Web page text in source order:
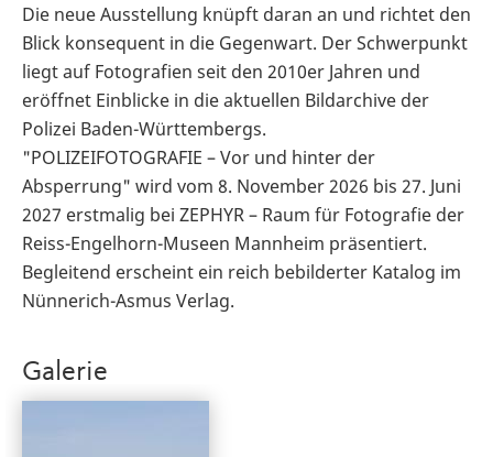
Die neue Ausstellung knüpft daran an und richtet den
Blick konsequent in die Gegenwart. Der Schwerpunkt
liegt auf Fotografien seit den 2010er Jahren und
eröffnet Einblicke in die aktuellen Bildarchive der
Polizei Baden-Württembergs.
"POLIZEIFOTOGRAFIE – Vor und hinter der
Absperrung" wird vom 8. November 2026 bis 27. Juni
2027 erstmalig bei ZEPHYR – Raum für Fotografie der
Reiss-Engelhorn-Museen Mannheim präsentiert.
Begleitend erscheint ein reich bebilderter Katalog im
Nünnerich-Asmus Verlag.
Galerie